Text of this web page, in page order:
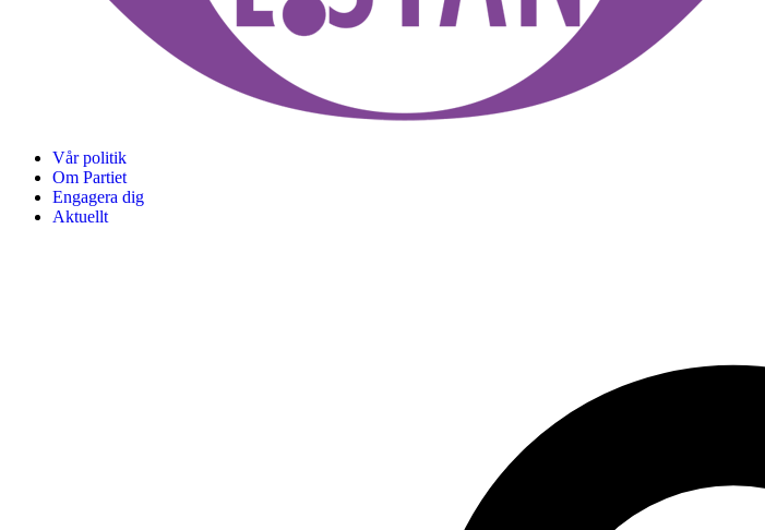
Vår politik
Om Partiet
Engagera dig
Aktuellt